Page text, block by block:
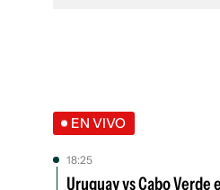
EN VIVO
18:25
Uruguay vs Cabo Verde